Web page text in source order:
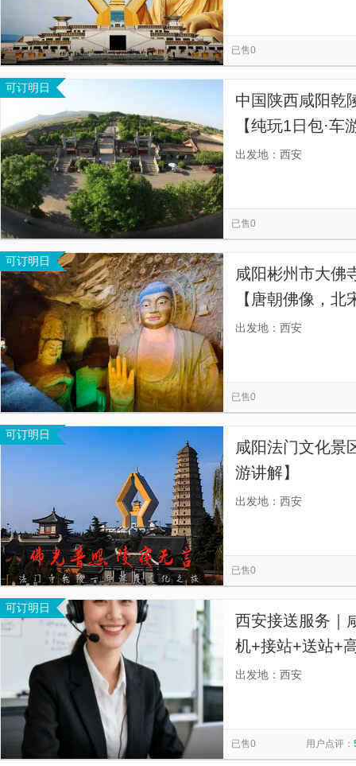
已售0
可订明日
中国陕西咸阳乾
【纯玩1日包·
，时间自由】
出发地：西安
已售0
可订明日
咸阳彬州市大佛
【唐朝佛像，
岩上的盛唐气象
出发地：西安
已售0
可订明日
咸阳法门文化景
游讲解】
出发地：西安
已售0
可订明日
西安接送服务｜
机+接站+送站+
出发地：西安
已售0 用户点评：